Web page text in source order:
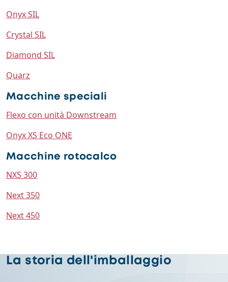
Onyx SIL
Crystal SIL
Diamond SIL
Quarz
Macchine speciali
Flexo con unità Downstream
Onyx XS Eco ONE
Macchine rotocalco
NXS 300
Next 350
Next 450
La storia dell'imballaggio